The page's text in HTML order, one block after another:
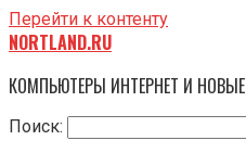
Перейти к контенту
NORTLAND.RU
КОМПЬЮТЕРЫ ИНТЕРНЕТ И
Поиск: